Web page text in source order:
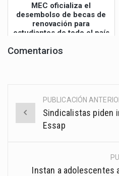
MEC oficializa el
desembolso de becas de
renovación para
estudiantes de todo el país
Comentarios
Post
navigation
PUBLICACIÓN
Sindicalistas piden
Essap
Instan a adolescentes